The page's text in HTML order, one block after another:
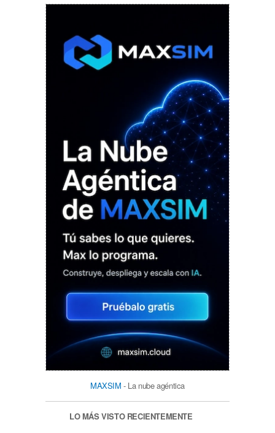
MAXSIM - La nube agéntica
LO MÁS VISTO RECIENTEMENTE